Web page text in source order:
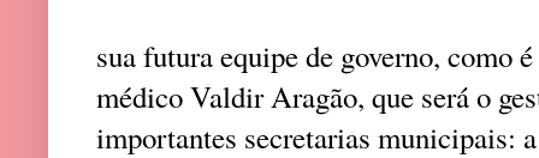
sua futura equipe de governo, como
médico Valdir Aragão, que será o
importantes secretarias municipais: